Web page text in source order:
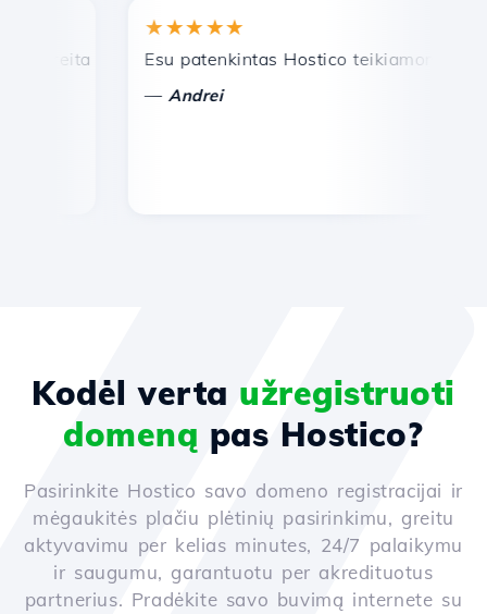
ir efektyvi techninė pagalba.
★★★★★
Esu patenkintas Hostico teikiamomis
Andrei
Kodėl verta užregistruoti
domeną pas Hostico?
Pasirinkite Hostico savo domeno registracijai ir
mėgaukitės plačiu plėtinių pasirinkimu, greitu
aktyvavimu per kelias minutes, 24/7 palaikymu
ir saugumu, garantuotu per akredituotus
partnerius. Pradėkite savo buvimą internete su